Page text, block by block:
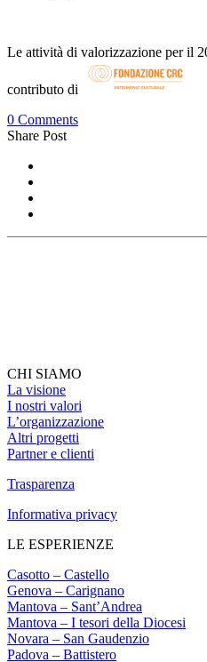
Le attività di valorizzazione per il
contributo di
0 Comments
Share Post
CHI SIAMO
La visione
I nostri valori
L’organizzazione
Altri progetti
Partner e clienti
Trasparenza
Informativa privacy
LE ESPERIENZE
Casotto – Castello
Genova – Carignano
Mantova – Sant’Andrea
Mantova – I tesori della Diocesi
Novara – San Gaudenzio
Padova – Battistero